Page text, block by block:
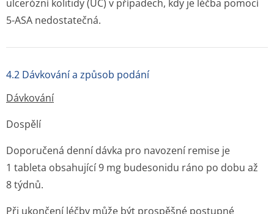
ulcerózní kolitidy (UC) v případech, kdy je léčba pomocí
5-ASA nedostatečná.
4.2 Dávkování a způsob podání
Dávkování
Dospělí
Doporučená denní dávka pro navození remise je
1 tableta obsahující 9 mg budesonidu ráno po dobu až
8 týdnů.
Při ukončení léčby může být prospěšné postupné